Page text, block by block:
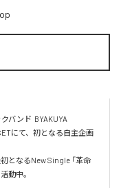
バンド  BYAKUYA
にて、初となる自主企画
となるNew Single 「革命
動中。